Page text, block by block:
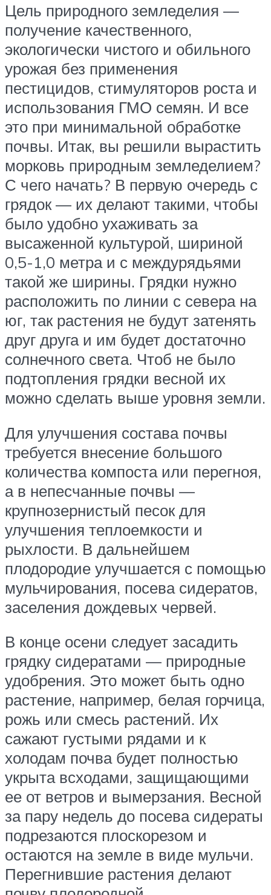
Цель природного земледелия —
получение качественного,
экологически чистого и обильного
урожая без применения
пестицидов, стимуляторов роста и
использования ГМО семян. И все
это при минимальной обработке
почвы. Итак, вы решили вырастить
морковь природным земледелием?
С чего начать? В первую очередь с
грядок — их делают такими, чтобы
было удобно ухаживать за
высаженной культурой, шириной
0,5-1,0 метра и с междурядьями
такой же ширины. Грядки нужно
расположить по линии с севера на
юг, так растения не будут затенять
друг друга и им будет достаточно
солнечного света. Чтоб не было
подтопления грядки весной их
можно сделать выше уровня земли.
Для улучшения состава почвы
требуется внесение большого
количества компоста или перегноя,
а в непесчанные почвы —
крупнозернистый песок для
улучшения теплоемкости и
рыхлости. В дальнейшем
плодородие улучшается с помощью
мульчирования, посева сидератов,
заселения дождевых червей.
В конце осени следует засадить
грядку сидератами — природные
удобрения. Это может быть одно
растение, например, белая горчица,
рожь или смесь растений. Их
сажают густыми рядами и к
холодам почва будет полностью
укрыта всходами, защищающими
ее от ветров и вымерзания. Весной
за пару недель до посева сидераты
подрезаются плоскорезом и
остаются на земле в виде мульчи.
Перегнившие растения делают